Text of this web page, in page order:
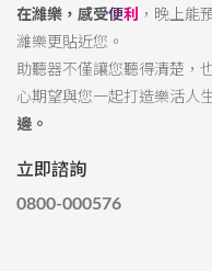
在濰樂，感受便利 ，晚上能
濰樂更貼近您。
助聽器不僅讓您聽得清楚，
心期望與您一起打造樂活人生
邊。
立即諮詢
0800-000576